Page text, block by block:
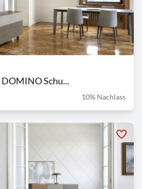
DOMINO Schu...
10% Nachlass